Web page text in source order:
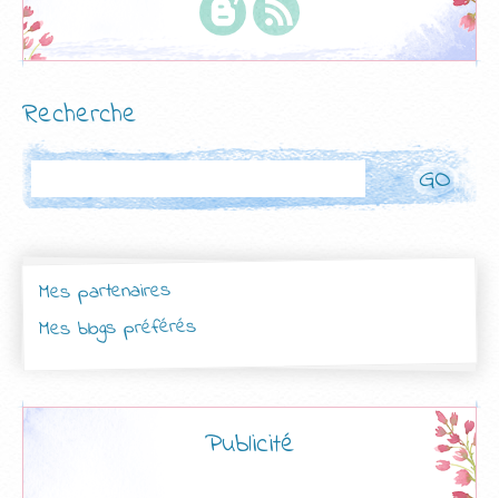
Recherche
Mes partenaires
Mes blogs préférés
Publicité